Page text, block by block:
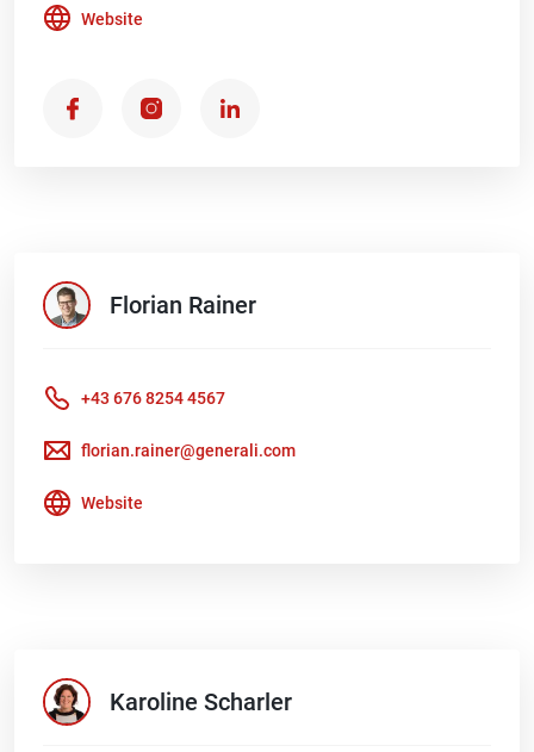
Website
Florian Rainer
+43 676 8254 4567
florian.rainer@generali.com
Website
Karoline Scharler